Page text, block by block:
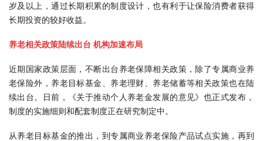
岁及以上，通过长期积累的制度设计，也有利于让保险消费者获得
长期投资的较好收益。
养老相关政策陆续出台 机构加速布局
近期国家政策层面，不断出台养老保障相关政策，除了专属商业养
老保险外，养老目标基金、养老理财、养老储蓄等相关政策也在陆
续出台。日前，《关于推动个人养老金发展的意见》也正式发布，
制度的实施细则和配套制度正在研究制定中。
从养老目标基金的推出，到专属商业养老保险产品试点实施，再到